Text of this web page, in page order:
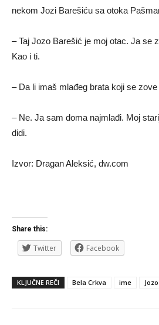
nekom Jozi Barešiću sa otoka
– Taj Jozo Barešić je moj otac. Ja se
Kao i ti.
– Da li imaš mlađeg brata koji se
– Ne. Ja sam doma najmlađi. Moj
didi.
Izvor: Dragan Aleksić, dw.com
Share this:
Twitter Facebook
KLJUČNE REČI Bela Crkva ime Jozo